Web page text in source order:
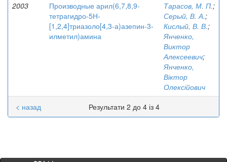
2003
Производные арил(6,7,8,9-
тетрагидро-5Н-
[1,2,4]триазоло[4,3-а)азепин-3-
илметил)амина
Тарасов, М. П.;
Серый, В. А.;
Кислый, В. В.;
Янченко,
Виктор
Алексеевич;
Янченко,
Віктор
Олексійович
Результати 2 до 4 із 4
< назад